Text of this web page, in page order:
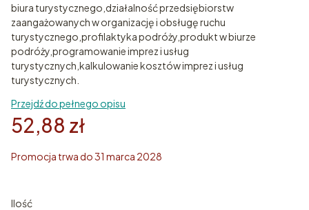
biura turystycznego,działalność przedsiębiorstw
zaangażowanych w organizację i obsługę ruchu
turystycznego,profilaktyka podróży,produkt w biurze
podróży,programowanie imprez i usług
turystycznych,kalkulowanie kosztów imprez i usług
turystycznych.
Przejdź do pełnego opisu
52,88 zł
Promocja trwa do 31 marca 2028
Ilość